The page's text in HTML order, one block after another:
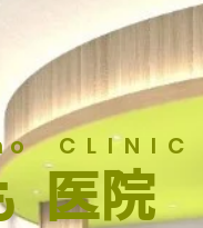
CLINIC
医院